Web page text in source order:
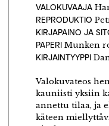
VALOKUVAAJA
REPRODUKTIO
KIRJAPAINO JA
PAPERI Munken
KIRJAINTYYPPI
Valokuvateos
kauniisti yksiin
annettu tilaa, ja
käteen